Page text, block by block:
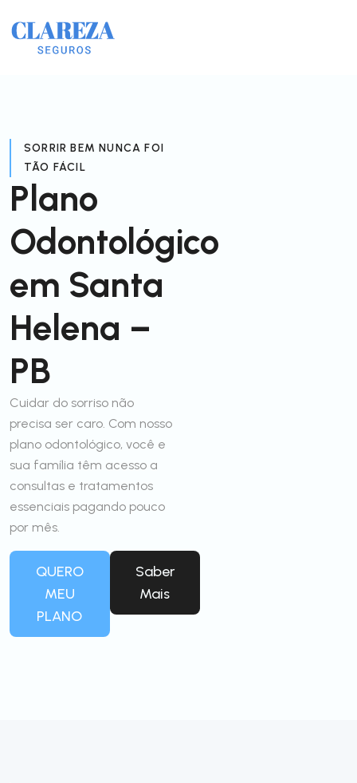
SORRIR BEM NUNCA FOI
TÃO FÁCIL
Plano
Odontológico
em Santa
Helena –
PB
Cuidar do sorriso não
precisa ser caro. Com nosso
plano odontológico, você e
sua família têm acesso a
consultas e tratamentos
essenciais pagando pouco
por mês.
QUERO
MEU
PLANO
Saber
Mais